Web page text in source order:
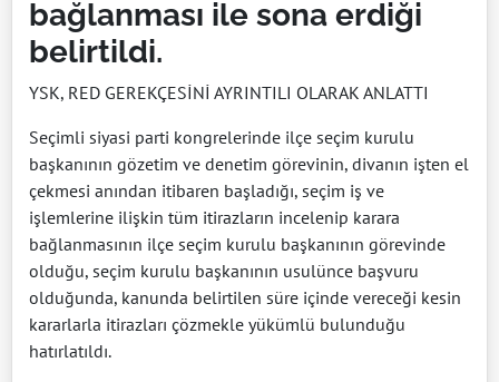
bağlanması ile sona erdiği
belirtildi.
YSK, RED GEREKÇESİNİ AYRINTILI OLARAK ANLATTI
Seçimli siyasi parti kongrelerinde ilçe seçim kurulu
başkanının gözetim ve denetim görevinin, divanın işten el
çekmesi anından itibaren başladığı, seçim iş ve
işlemlerine ilişkin tüm itirazların incelenip karara
bağlanmasının ilçe seçim kurulu başkanının görevinde
olduğu, seçim kurulu başkanının usulünce başvuru
olduğunda, kanunda belirtilen süre içinde vereceği kesin
kararlarla itirazları çözmekle yükümlü bulunduğu
hatırlatıldı.